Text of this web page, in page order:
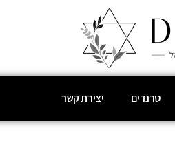
טרנדים יצירת קשר